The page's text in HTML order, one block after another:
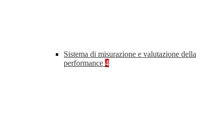
Sistema di misurazione e valutazione della
performance 4